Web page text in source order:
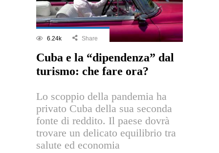
6.24k Share
Cuba e la “dipendenza” dal
turismo: che fare ora?
Lo scoppio della pandemia ha
privato Cuba della sua seconda
fonte di reddito. Il paese dovrà
trovare un delicato equilibrio tra
salute ed economia